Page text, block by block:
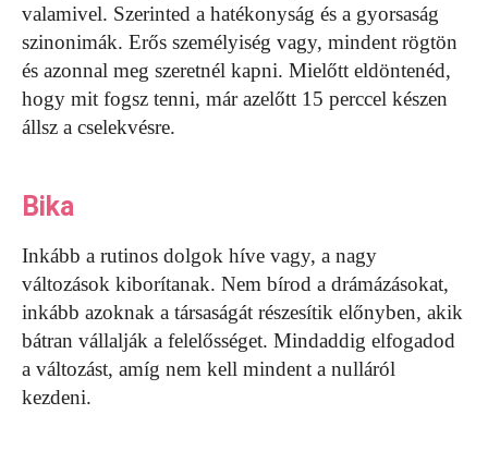
valamivel. Szerinted a hatékonyság és a gyorsaság
szinonimák. Erős személyiség vagy, mindent rögtön
és azonnal meg szeretnél kapni. Mielőtt eldöntenéd,
hogy mit fogsz tenni, már azelőtt 15 perccel készen
állsz a cselekvésre.
Bika
Inkább a rutinos dolgok híve vagy, a nagy
változások kiborítanak. Nem bírod a drámázásokat,
inkább azoknak a társaságát részesítik előnyben, akik
bátran vállalják a felelősséget. Mindaddig elfogadod
a változást, amíg nem kell mindent a nulláról
kezdeni.